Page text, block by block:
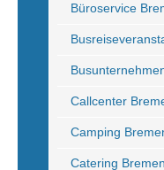
Büroservice
Callcenter
Camping
Catering